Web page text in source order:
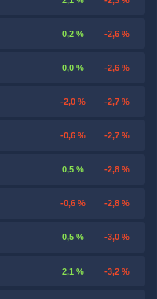
0,2 % -2,6 %
0,0 % -2,6 %
-2,0 % -2,7 %
-0,6 % -2,7 %
0,5 % -2,8 %
-0,6 % -2,8 %
0,5 % -3,0 %
2,1 % -3,2 %